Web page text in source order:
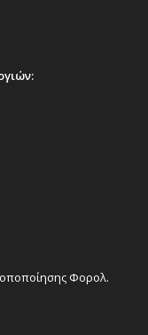
Φορολ.